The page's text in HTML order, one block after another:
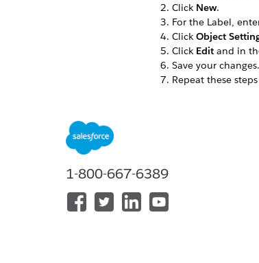
Click New.
For the Label,
Click Object
Click Editand in
Save your changes.
Repeat these
Omniscript
이 기사를 통해 문제를
개선을 위한 의견을 보
1-800-667-6389